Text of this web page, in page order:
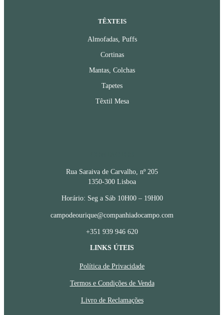
TÊXTEIS
Almofadas, Puffs
Cortinas
Mantas, Colchas
Tapetes
Têxtil Mesa
LINKS ÚTEIS
Política de Privacidade
Termos e Condições de Venda
Livro de Reclamações
Rua Saraiva de Carvalho, nº 205
1350-300 Lisboa
Horário: Seg a Sáb 10H00 – 19H00
campodeourique@companhiadocampo.com
+351 939 946 620